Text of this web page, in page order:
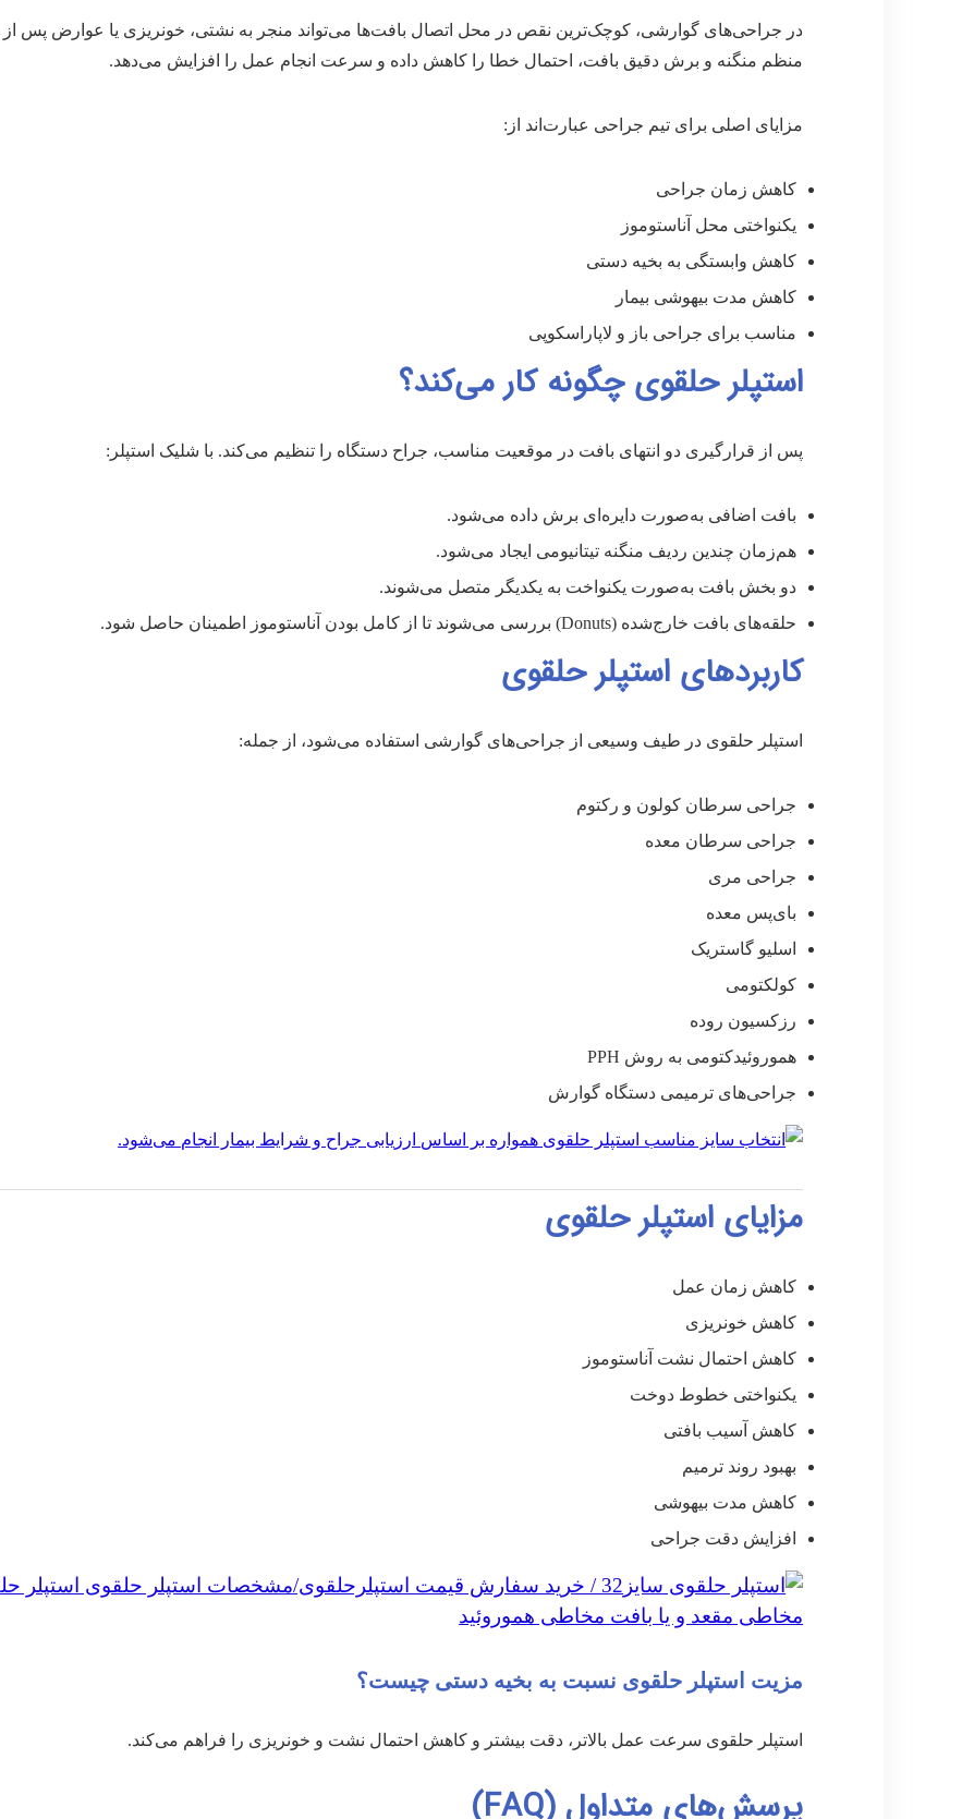
در جراحی‌های گوارشی، کوچک‌ترین نقص در محل اتصال بافت‌ها می‌تواند منجر به نشتی، خونریزی یا عوارض پس از
منظم منگنه و برش دقیق بافت، احتمال خطا را کاهش داده و سرعت انجام عمل را افزایش می‌دهد.
مزایای اصلی برای تیم جراحی عبارت‌اند از:
کاهش زمان جراحی
یکنواختی محل آناستوموز
کاهش وابستگی به بخیه دستی
کاهش مدت بیهوشی بیمار
مناسب برای جراحی باز و لاپاراسکوپی
استپلر حلقوی چگونه کار می‌کند؟
پس از قرارگیری دو انتهای بافت در موقعیت مناسب، جراح دستگاه را تنظیم می‌کند. با شلیک استپلر:
بافت اضافی به‌صورت دایره‌ای برش داده می‌شود.
هم‌زمان چندین ردیف منگنه تیتانیومی ایجاد می‌شود.
دو بخش بافت به‌صورت یکنواخت به یکدیگر متصل می‌شوند.
حلقه‌های بافت خارج‌شده (Donuts) بررسی می‌شوند تا از کامل بودن آناستوموز اطمینان حاصل شود.
کاربردهای استپلر حلقوی
استپلر حلقوی در طیف وسیعی از جراحی‌های گوارشی استفاده می‌شود، از جمله:
جراحی سرطان کولون و رکتوم
جراحی سرطان معده
جراحی مری
بای‌پس معده
اسلیو گاستریک
کولکتومی
رزکسیون روده
هموروئیدکتومی به روش PPH
جراحی‌های ترمیمی دستگاه گوارش
مزایای استپلر حلقوی
کاهش زمان عمل
کاهش خونریزی
کاهش احتمال نشت آناستوموز
یکنواختی خطوط دوخت
کاهش آسیب بافتی
بهبود روند ترمیم
کاهش مدت بیهوشی
افزایش دقت جراحی
مزیت استپلر حلقوی نسبت به بخیه دستی چیست؟
استپلر حلقوی سرعت عمل بالاتر، دقت بیشتر و کاهش احتمال نشت و خونریزی را فراهم می‌کند.
پرسش‌های متداول (FAQ)